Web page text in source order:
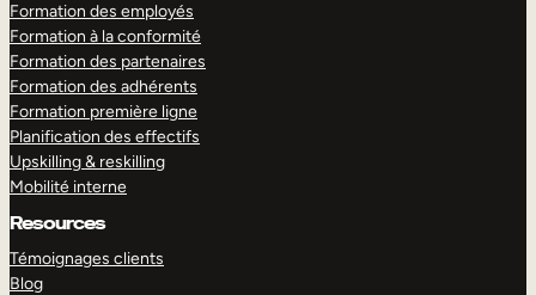
Formation des employés
Formation à la conformité
Formation des partenaires
Formation des adhérents
Formation première ligne
Planification des effectifs
Upskilling & reskilling
Mobilité interne
Resources
Témoignages clients
Blog